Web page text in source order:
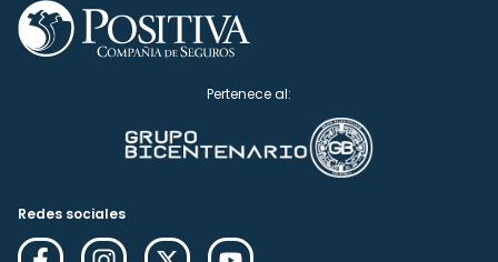
Pertenece al:
Redes sociales